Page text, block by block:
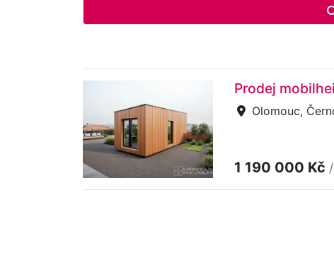
Prodej
Olomouc,
1 190 000 Kč